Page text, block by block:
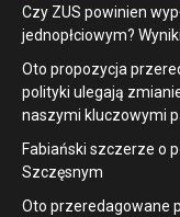
Czy ZUS powinien
jednopłciowym?
Oto propozycja
polityki ulegają
naszymi kluczowymi
Fabiański szczerze o
Szczęsnym
Oto przeredagowane